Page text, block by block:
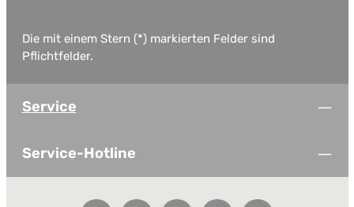
Die mit einem Stern (*) markierten Felder sind
Pflichtfelder.
Service
Service-Hotline